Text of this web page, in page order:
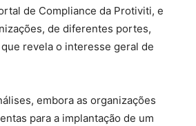
de Compliance da Protiviti, e
de diferentes portes,
revela o interesse geral de
embora as organizações
para a implantação de um